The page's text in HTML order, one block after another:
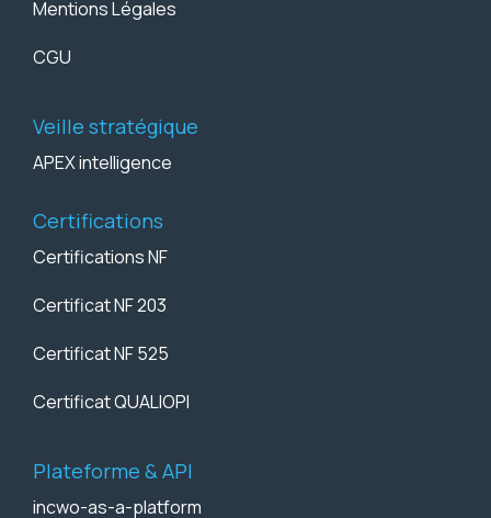
Mentions Légales
CGU
Veille stratégique
APEX intelligence
Certifications
Certifications NF
Certificat NF 203
Certificat NF 525
Certificat QUALIOPI
Plateforme & API
incwo-as-a-platform